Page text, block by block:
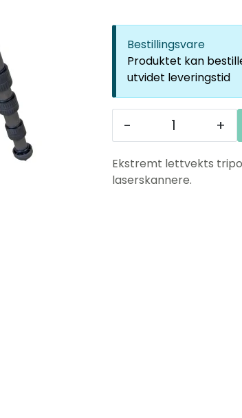
Bestillingsvare
Produktet kan
utvidet leveringstid
- +
Ekstremt lettvekts
laserskannere.